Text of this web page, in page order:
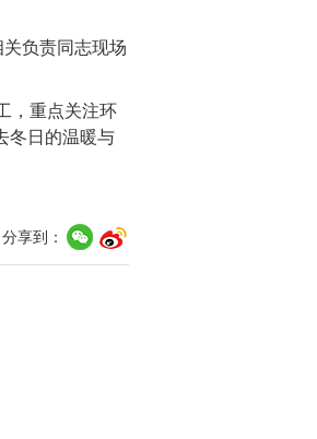
负责同志现场
，重点关注环
冬日的温暖与
分享到：